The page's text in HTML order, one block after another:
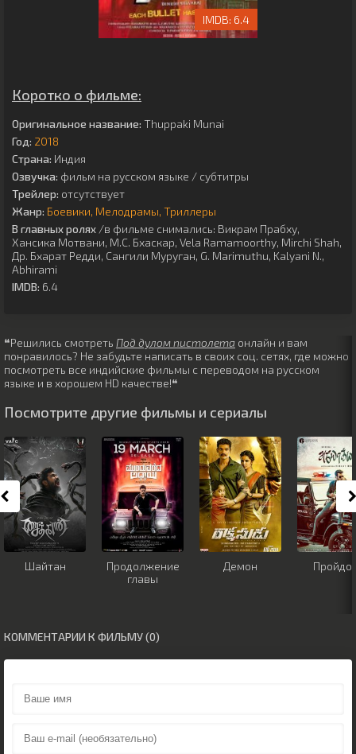
6.4
Коротко о фильме:
Оригинальное название: Thuppaki Munai
Год: 2018
Страна: Индия
Озвучка: фильм на русском языке / субтитры
Трейлер: отсутствует
Жанр: Боевики Мелодрамы Триллеры
В главных ролях /в фильме снимались: Викрам Прабху,
Хансика Мотвани, М.С. Бхаскар, Vela Ramamoorthy, Mirchi Shah,
Др. Бхарат Редди, Сангили Муруган, G. Marimuthu, Kalyani N.,
Abhirami
IMDB: 6.4
❝Решились смотреть Под дулом пистолета онлайн и вам
понравилось? Не забудьте написать в своих соц. сетях, где можно
посмотреть все индийские фильмы с переводом на русском
языке и в хорошем HD качестве!❝
Посмотрите другие фильмы и сериалы
Шайтан
Продолжение
главы
Демон
КОММЕНТАРИИ К ФИЛЬМУ (0)